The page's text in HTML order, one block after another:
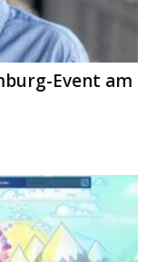
Event am